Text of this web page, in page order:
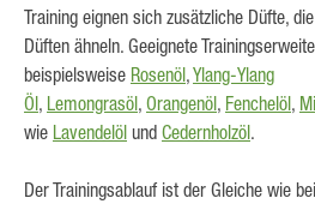
Training eignen sich zusätzliche Düfte,
Düften ähneln. Geeignete
beispielsweise Rosenöl Ylang-Ylang
Öl Lemongrasöl Orangenöl Fenchelöl
wie Lavendelöl und Cedernholzöl
Der Trainingsablauf ist der Gleiche wie